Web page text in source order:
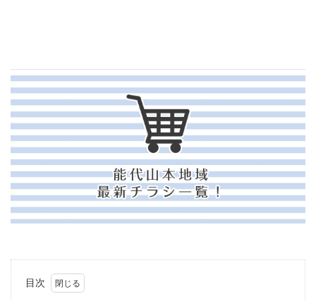
目次